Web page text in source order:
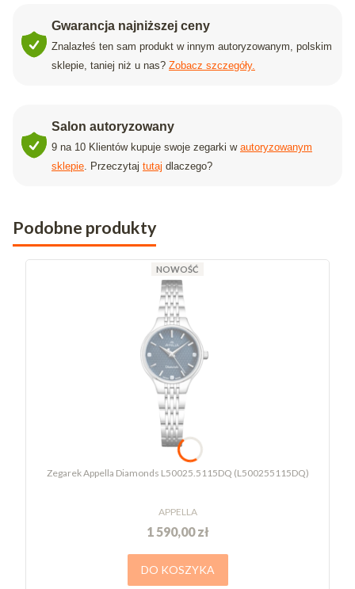
Gwarancja najniższej ceny
Znalazłeś ten sam produkt w innym autoryzowanym, polskim
sklepie, taniej niż u nas? Zobacz szczegóły.
Salon autoryzowany
9 na 10 Klientów kupuje swoje zegarki w autoryzowanym
sklepie. Przeczytaj tutaj dlaczego?
Podobne produkty
NOWOŚĆ
Zegarek Appella Diamonds L50025.5115DQ (L500255115DQ)
APPELLA
1 590,00 zł
DO KOSZYKA